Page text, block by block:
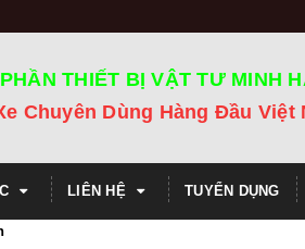
THIẾT BỊ VẬT TƯ MINH
Chuyên Dùng Hàng Đầu Việt
LIÊN HỆ TUYỂN DỤNG